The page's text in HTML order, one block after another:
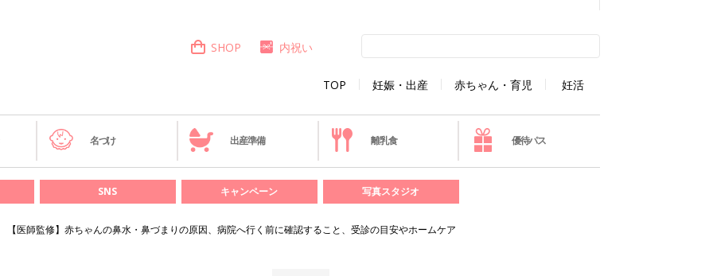
TOP 妊娠・出産 赤ちゃん・育児 妊活
SHOP 内祝い
名づけ 出産準備 離乳食 優待パス
SNS キャンペーン 写真スタジオ
【医師監修】赤ちゃんの鼻水・鼻づまりの原因、病院へ行く前に確認すること、受診の目安やホームケア